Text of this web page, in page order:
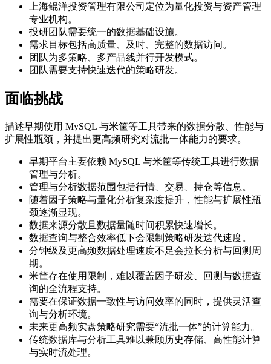
上海鲲洋投资管理有限公司定位为量化投资与资产管理
专业机构。
投研团队需要统一的数据基础设施。
需求目标包括高质量、及时、完整的数据访问。
团队为多策略、多产品线并行开发模式。
团队需要支持快速迭代的策略研发。
面临挑战
描述早期使用 MySQL 与米筐等工具带来的数据分散、性能与
扩展性瓶颈，并提出更高频研究对流批一体能力的要求。
早期平台主要依赖 MySQL 与米筐等传统工具进行数据
管理与分析。
管理与分析数据范围包括行情、交易、持仓等信息。
随着因子策略与量化分析复杂度提升，性能与扩展性瓶
颈逐渐显现。
数据来源分散且数据量随时间积累快速增长。
数据查询与整合效率低下会限制策略研发迭代速度。
分钟级及更高频数据处理速度不足会拉长分析与回测周
期。
米筐存在使用限制，难以覆盖因子研发、回测与数据查
询的全流程支持。
需要在保证数据一致性与访问效率的同时，提供灵活查
询与分析环境。
未来更高频实盘策略研究需要“流批一体”的计算能力。
传统数据库与分析工具难以兼顾历史存储、高性能计算
与实时流处理。